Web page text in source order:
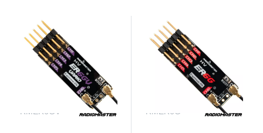
RMER6GV RMER6G